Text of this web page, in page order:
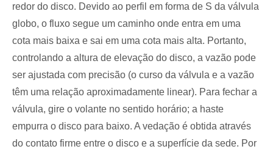
redor do disco. Devido ao perfil em forma de S da válvula
globo, o fluxo segue um caminho onde entra em uma
cota mais baixa e sai em uma cota mais alta. Portanto,
controlando a altura de elevação do disco, a vazão pode
ser ajustada com precisão (o curso da válvula e a vazão
têm uma relação aproximadamente linear). Para fechar a
válvula, gire o volante no sentido horário; a haste
empurra o disco para baixo. A vedação é obtida através
do contato firme entre o disco e a superfície da sede. Por